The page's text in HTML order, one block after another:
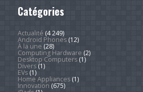
Catégories
Actualité (4 249)
Android Phones(12)
À la une (28)
Computing Hardware (2)
Desktop Computers(1)
Divers(1)
EVs(1)
Home Appliances(1)
Innovation (675)